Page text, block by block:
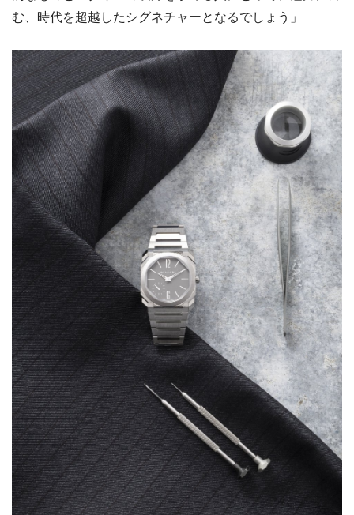
む、時代を超越したシグネチャーとなるでしょう」